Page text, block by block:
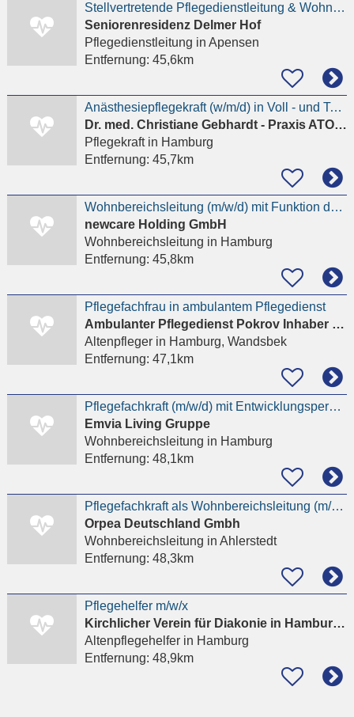
Stellvertretende Pflegedienstleitung & Wohnbereichsleitung in Personalunion (m/w/d)
Seniorenresidenz Delmer Hof
Pflegedienstleitung in Apensen
Entfernung: 45,6km
Anästhesiepflegekraft (w/m/d) in Voll - und Teilzeit
Dr. med. Christiane Gebhardt - Praxis ATOS Klinik Fleetinsel Hamburg - Chirurgie
Pflegekraftin Hamburg
Entfernung: 45,7km
Wohnbereichsleitung (m/w/d) mit Funktion der stell.PDL
newcare Holding GmbH
Wohnbereichsleitung in Hamburg
Entfernung: 45,8km
Pflegefachfrau in ambulantem Pflegedienst
Ambulanter Pflegedienst Pokrov Inhaber Daria Shpilman
Altenpflegerin Hamburg, Wandsbek
Entfernung: 47,1km
Pflegefachkraft (m/w/d) mit Entwicklungsperspektive zur Wohnbereichsleitung
Emvia Living Gruppe
Wohnbereichsleitung in Hamburg
Entfernung: 48,1km
Pflegefachkraft als Wohnbereichsleitung (m/w/d) Seniorenresidenz Am Auetal
Orpea Deutschland Gmbh
Wohnbereichsleitung in Ahlerstedt
Entfernung: 48,3km
Pflegehelfer m/w/x
Kirchlicher Verein für Diakonie in Hamburg-Volksdorf e.V.
Altenpflegehelferin Hamburg
Entfernung: 48,9km